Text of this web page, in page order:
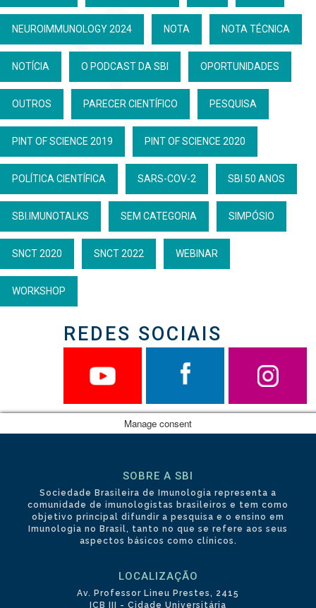
NEUROIMMUNOLOGY 2024 NOTA NOTA TÉCNICA
NOTÍCIA O PODCAST DA SBI OPORTUNIDADES
OUTROS PARECER CIENTÍFICO PESQUISA
PINT OF SCIENCE 2019 PINT OF SCIENCE 2020
POLÍTICA CIENTÍFICA SARS-COV-2 SBI 50 ANOS
SBI.IMUNOTALKS SEM CATEGORIA SIMPÓSIO
SNCT 2020 SNCT 2022 WEBINAR
WORKSHOP
REDES SOCIAIS
SOBRE A SBI
Sociedade Brasileira de Imunologia representa a
comunidade de imunologistas brasileiros e tem como
objetivo principal difundir a pesquisa e o ensino em
Imunologia no Brasil, tanto no que se refere aos seus
aspectos básicos como clínicos.
LOCALIZAÇÃO
Av. Professor Lineu Prestes, 2415
ICB III - Cidade Universitária
Manage consent